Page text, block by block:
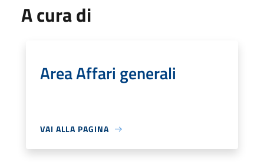
A cura di
Area Affari generali
VAI ALLA PAGINA